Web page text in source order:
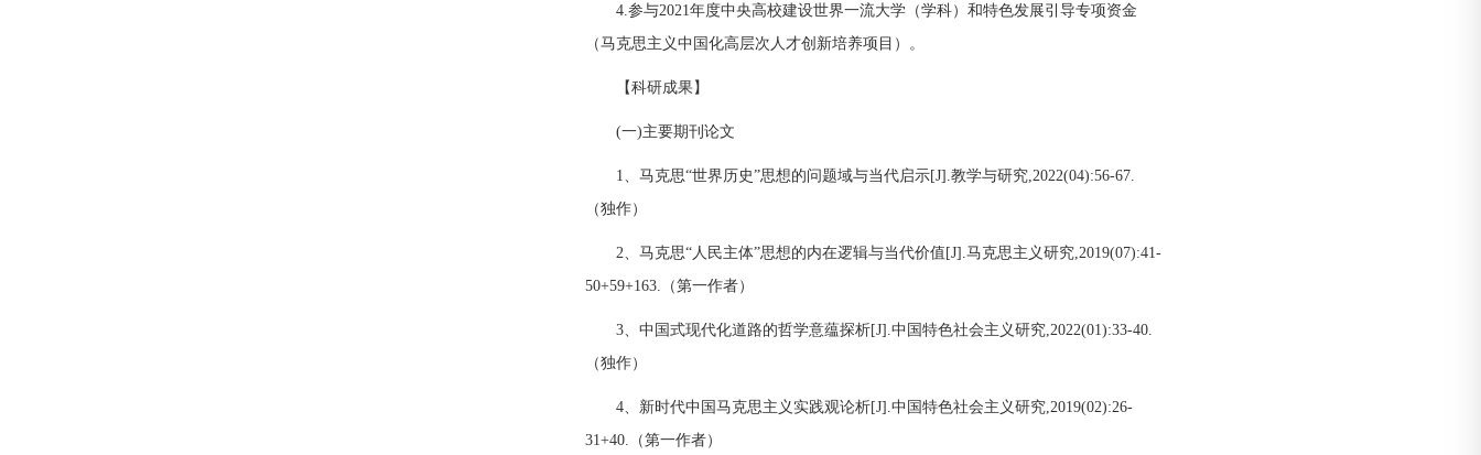
4.参与2021年度中央高校建设世界一流大学（学科）和特色发展引导专项资金
（马克思主义中国化高层次人才创新培养项目）。
【科研成果】
(一)主要期刊论文
1、马克思“世界历史”思想的问题域与当代启示[J].教学与研究,2022(04):56-67.
（独作）
2、马克思“人民主体”思想的内在逻辑与当代价值[J].马克思主义研究,2019(07):41-
50+59+163.（第一作者）
3、中国式现代化道路的哲学意蕴探析[J].中国特色社会主义研究,2022(01):33-40.
（独作）
4、新时代中国马克思主义实践观论析[J].中国特色社会主义研究,2019(02):26-
31+40.（第一作者）